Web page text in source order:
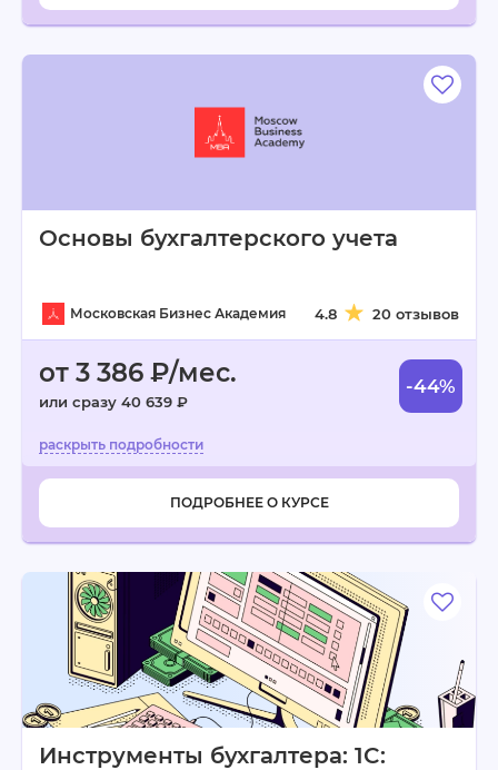
Основы бухгалтерского учета
Московская Бизнес Академия 4.8 20 отзывов
от 3 386 ₽/мес.
или сразу 40 639 ₽
-44%
ПОДРОБНЕЕ О КУРСЕ
Инструменты бухгалтера: 1C: